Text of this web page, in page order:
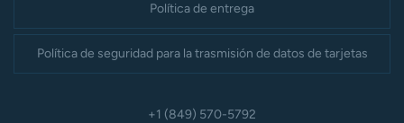
Política de entrega
Política de seguridad para la trasmisión de datos de tarjetas
+1 (849) 570-5792